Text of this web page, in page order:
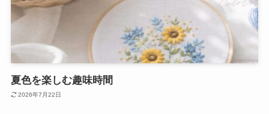
夏色を楽しむ趣味時間
2026年7月22日